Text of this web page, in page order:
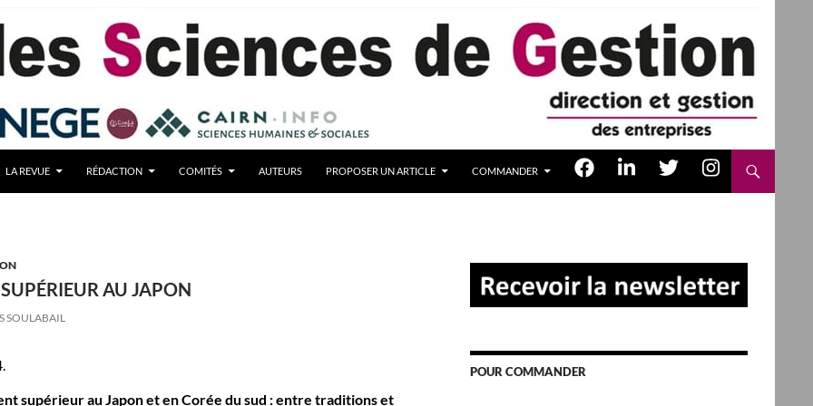
LA REVUE RÉDACTION COMITÉS AUTEURS PROPOSER UN ARTICLE COMMANDER
AU JAPON
SOULABAIL
supérieur au Japon et en Corée du sud : entre traditions et
POUR COMMANDER